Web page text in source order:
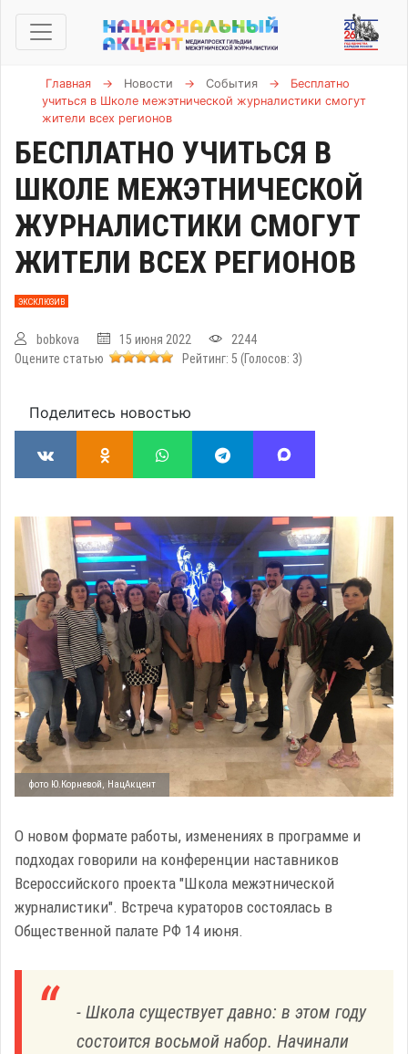
Главная → Новости → События →
Бесплатно
учиться в Школе межэтнической журналистики смогут
жители всех регионов
БЕСПЛАТНО УЧИТЬСЯ В
ШКОЛЕ МЕЖЭТНИЧЕСКОЙ
ЖУРНАЛИСТИКИ СМОГУТ
ЖИТЕЛИ ВСЕХ РЕГИОНОВ
ЭКСКЛЮЗИВ
bobkova 15 июня 2022
2244
Оцените статью
Рейтинг: 5 (Голосов: 3)
Поделитесь новостью
фото Ю.Корневой, НацАкцент
О новом формате работы, изменениях в программе и
подходах говорили на конференции наставников
Всероссийского проекта "Школа межэтнической
журналистики". Встреча кураторов состоялась в
Общественной палате РФ 14 июня.
- Школа существует давно: в этом году
состоится восьмой набор. Начинали